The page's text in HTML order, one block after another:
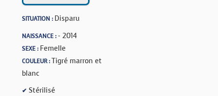
SITUATION : Disparu
NAISSANCE :- 2014
SEXE : Femelle
COULEUR :Tigré marron et
blanc
✔ Stérilisé